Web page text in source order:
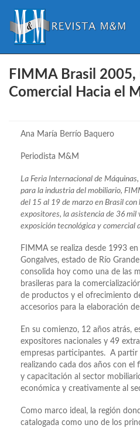
FIMMA Brasil
Comercial Hacia el
Ana María Berrío Baquero
Periodista M&M
La Feria Internacional de
para la industria del mobiliario,
del 15 al 19 de marzo en Brasil
expositores, la asistencia de 36
exposición tecnológica y comercial
FIMMA se realiza desde 1993
Gongalves, estado de Río
consolida hoy como una de las
brasileras para la
de productos y el ofrecimiento
accesorios para la elaboración
En su comienzo, 12 años atrás,
expositores nacionales y 49
empresas participantes. A partir
realizando cada dos años con
y capacitación al sector
económica y creativamente al
Como marco ideal, la región
catalogada como uno de los